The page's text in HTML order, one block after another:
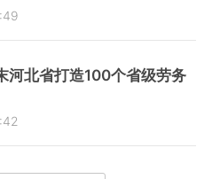
河北省打造100个省级劳务